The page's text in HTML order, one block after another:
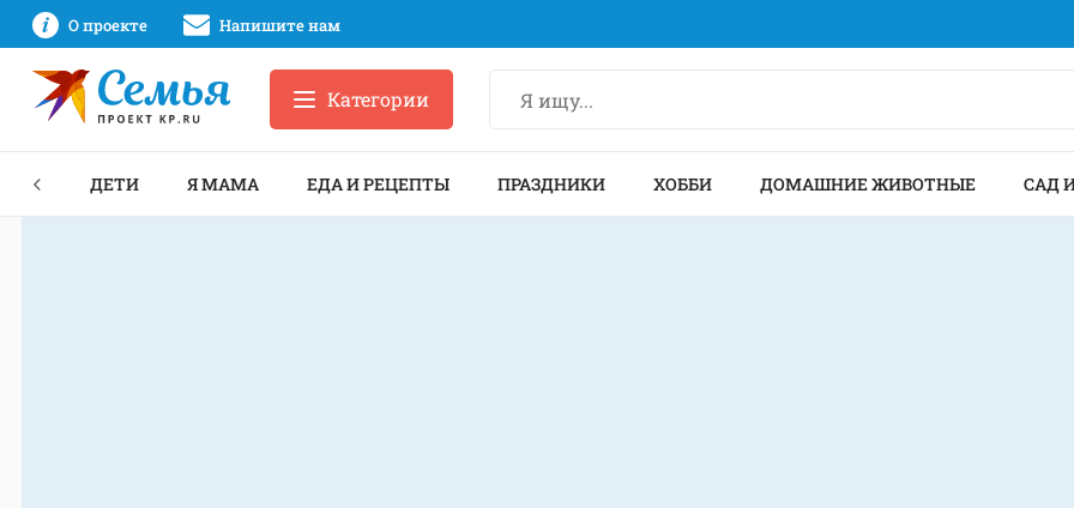
О проекте Напишите нам
Категории
ДЕТИ Я МАМА ЕДА И РЕЦЕПТЫ ПРАЗДНИКИ ХОББИ ДОМАШНИЕ ЖИВОТНЫЕ САД